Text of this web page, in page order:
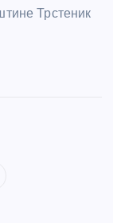
Трстеник